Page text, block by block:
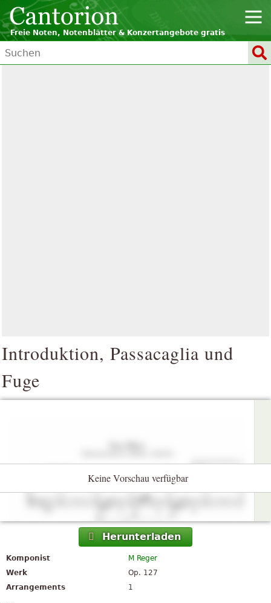
Freie Noten, Notenblätter & Konzertangebote gratis
Introduktion, Passacaglia und
Fuge
Keine Vorschau verfügbar
Herunterladen
Komponist
M Reger
Werk
Op. 127
Arrangements
1